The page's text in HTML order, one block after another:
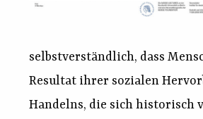
selbstverständlich, dass
Resultat ihrer sozialen
Handelns, die sich historisch